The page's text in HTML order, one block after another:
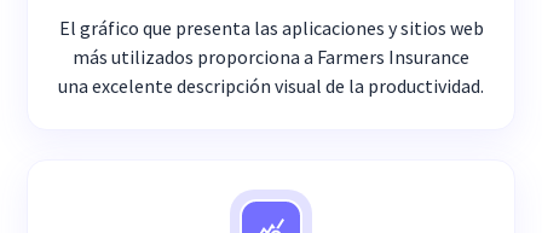
El gráfico que presenta las aplicaciones y sitios web
más utilizados proporciona a Farmers Insurance
una excelente descripción visual de la productividad.